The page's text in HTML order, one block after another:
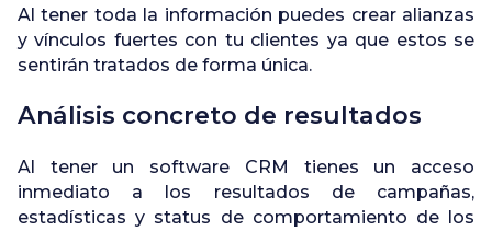
Al tener toda la información puedes crear alianzas
y vínculos fuertes con tu clientes ya que estos se
sentirán tratados de forma única.
Análisis concreto de resultados
Al tener un software CRM tienes un acceso
inmediato a los resultados de campañas,
estadísticas y status de comportamiento de los